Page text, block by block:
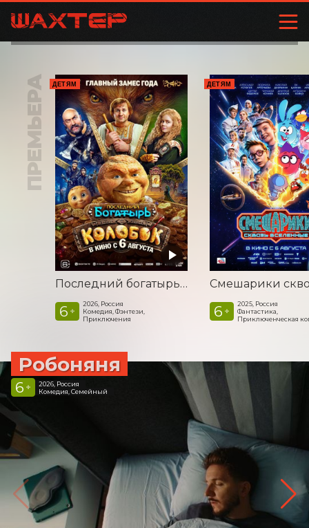
ПРЕМЬЕРА ДЕТЯМ
Последний богатырь. Колобок
6 +
2026, Россия
Комедия, Фэнтези,
Приключения
ДЕТЯМ
6 +
2025, Россия
Фантастика,
Приключенческая
Робоняня
6 +
2026, Россия
Комедия, Семейный